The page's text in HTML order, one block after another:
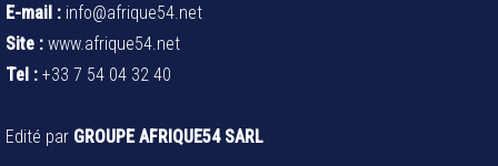
E-mail : info@afrique54.net
Site : www.afrique54.net
Tel : +33 7 54 04 32 40
Edité par GROUPE AFRIQUE54 SARL